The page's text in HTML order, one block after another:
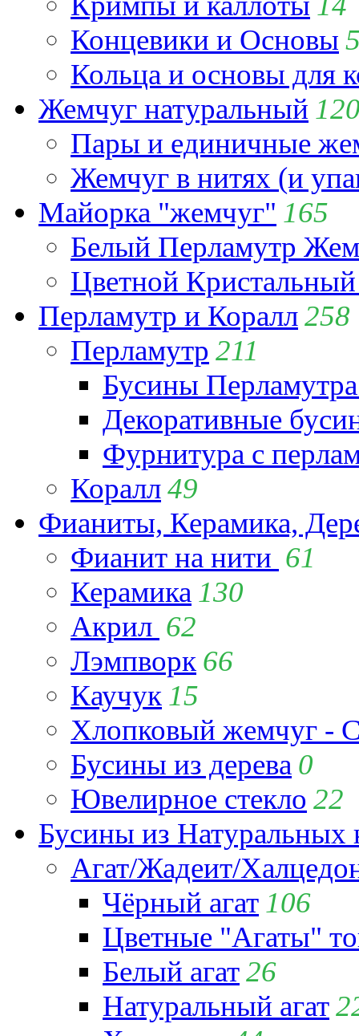
Концевики и Основы
Кольца и основы для
Жемчуг натуральный
Пары и единичные
Жемчуг в нитях (и
Майорка "жемчуг" 165
Белый Перламутр
Цветной
Перламутр и Коралл258
Перламутр 211
Бусины
Декоративные
Фурнитура с
Коралл49
Фианиты, Керамика,
Фианит на нити 61
Керамика 130
Акрил 62
Лэмпворк 66
Каучук 15
Хлопковый жемчуг -
Бусины из дерева 0
Ювелирное стекло 22
Бусины из Натуральных
Агат/Жадеит/
Чёрный агат 106
Цветные "Агаты"
Белый агат26
Натуральный агат